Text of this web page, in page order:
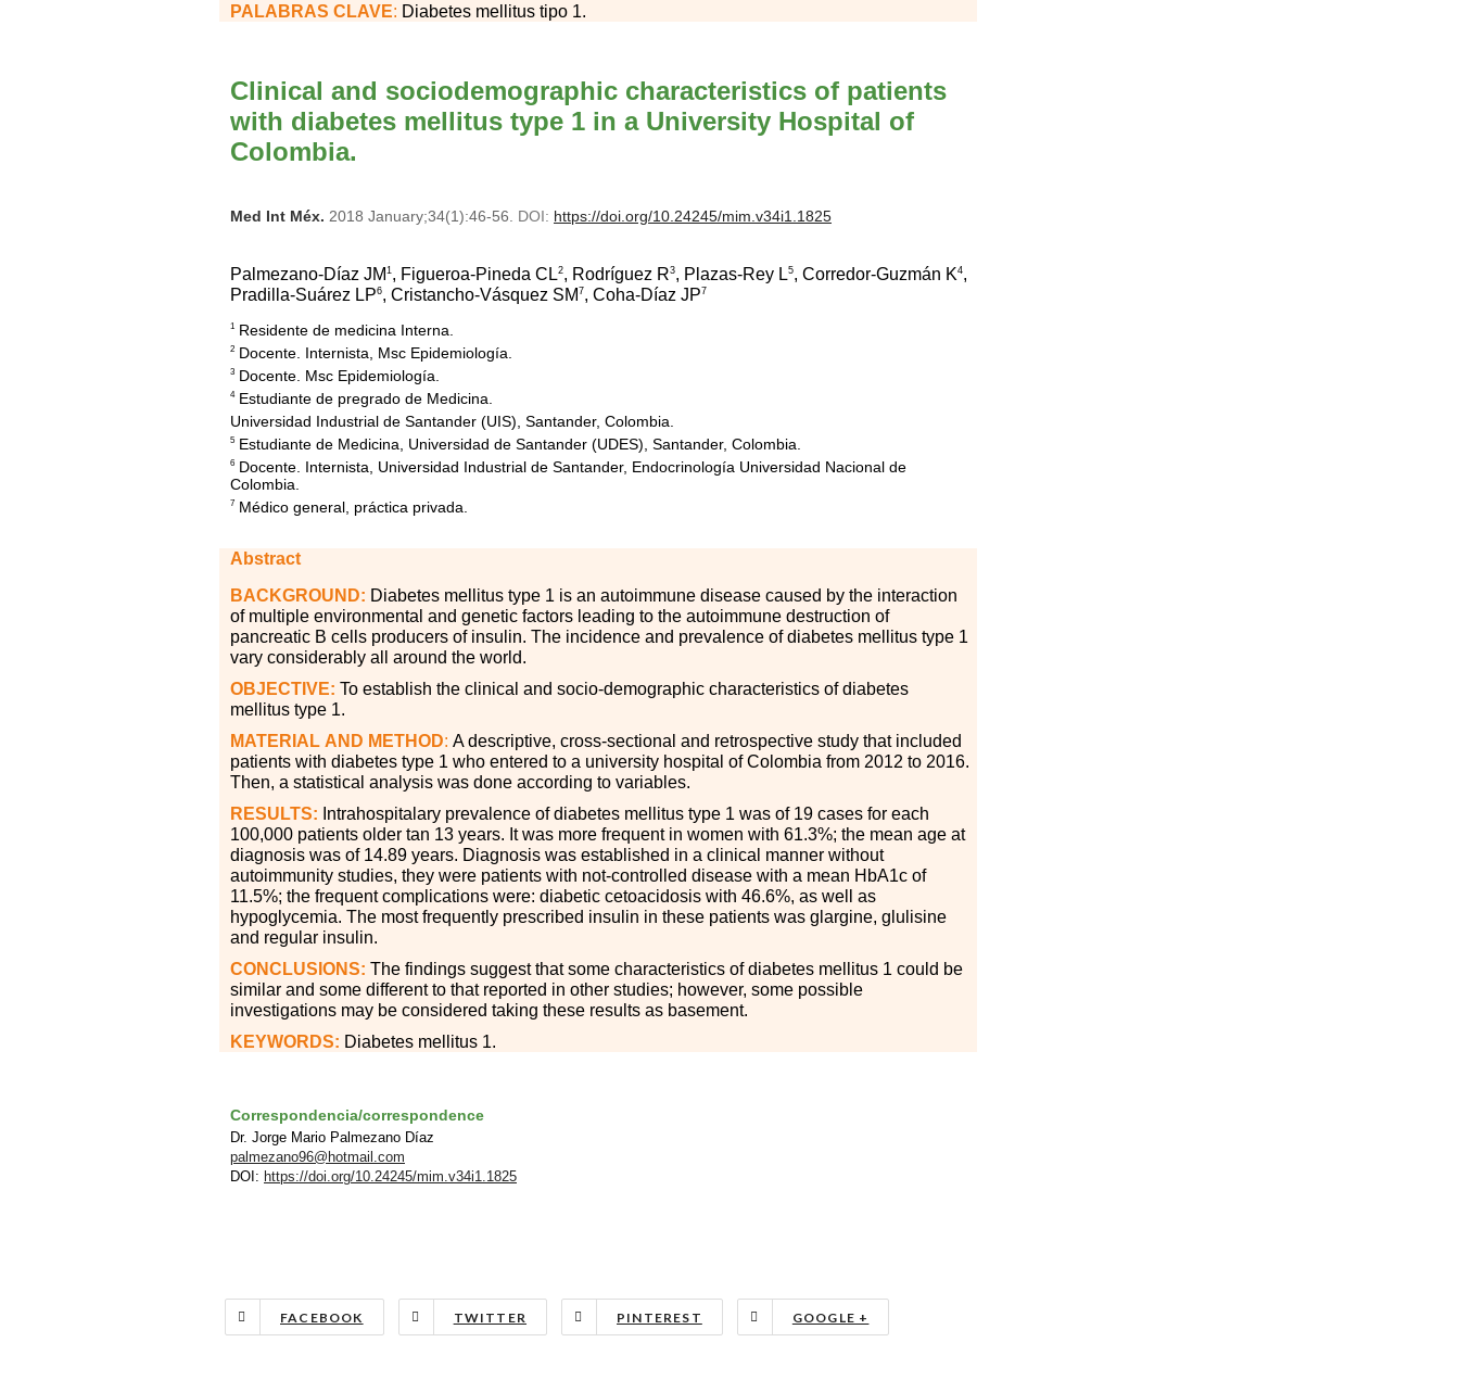
PALABRAS CLAVE: Diabetes mellitus tipo 1.
Clinical and sociodemographic characteristics of patients
with diabetes mellitus type 1 in a University Hospital of
Colombia.
Med Int Méx. 2018 January;34(1):46-56. DOI: https://doi.org/10.24245/mim.v34i1.1825
Palmezano-Díaz JM 1 , Figueroa-Pineda CL2, Rodríguez R3, Plazas-Rey L5, Corredor-Guzmán K4,
Pradilla-Suárez LP6, Cristancho-Vásquez SM 7, Coha-Díaz JP7
1 Residente de medicina Interna.
2 Docente. Internista, Msc Epidemiología.
3 Docente. Msc Epidemiología.
4Estudiante de pregrado de Medicina.
Universidad Industrial de Santander (UIS), Santander, Colombia.
5 Estudiante de Medicina, Universidad de Santander (UDES), Santander, Colombia.
6 Docente. Internista, Universidad Industrial de Santander, Endocrinología Universidad Nacional de
Colombia.
7 Médico general, práctica privada.
Abstract
BACKGROUND: Diabetes mellitus type 1 is an autoimmune disease caused by the interaction
of multiple environmental and genetic factors leading to the autoimmune destruction of
pancreatic B cells producers of insulin. The incidence and prevalence of diabetes mellitus type 1
vary considerably all around the world.
OBJECTIVE: To establish the clinical and socio-demographic characteristics of diabetes
mellitus type 1.
MATERIAL AND METHOD: A descriptive, cross-sectional and retrospective study that included
patients with diabetes type 1 who entered to a university hospital of Colombia from 2012 to 2016.
Then, a statistical analysis was done according to variables.
RESULTS: Intrahospitalary prevalence of diabetes mellitus type 1 was of 19 cases for each
100,000 patients older tan 13 years. It was more frequent in women with 61.3%; the mean age at
diagnosis was of 14.89 years. Diagnosis was established in a clinical manner without
autoimmunity studies, they were patients with not-controlled disease with a mean HbA1c of
11.5%; the frequent complications were: diabetic cetoacidosis with 46.6%, as well as
hypoglycemia. The most frequently prescribed insulin in these patients was glargine, glulisine
and regular insulin.
CONCLUSIONS: The findings suggest that some characteristics of diabetes mellitus 1 could be
similar and some different to that reported in other studies; however, some possible
investigations may be considered taking these results as basement.
KEYWORDS: Diabetes mellitus 1.
Correspondencia/correspondence
Dr. Jorge Mario Palmezano Díaz
palmezano96@hotmail.com
DOI: https://doi.org/10.24245/mim.v34i1.1825
FACEBOOK TWITTER PINTEREST GOOGLE +